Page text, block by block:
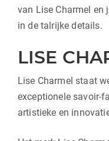
van Lise Charmel en
in de talrijke details.
LISE
Lise Charmel staat
exceptionele savoir-
artistieke en